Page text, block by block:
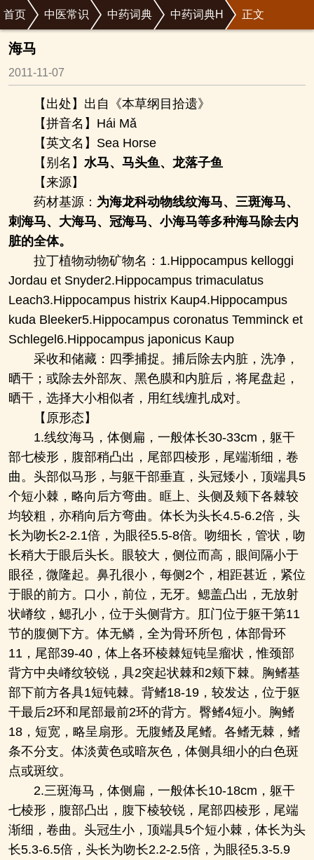
首页 中医常识 中药词典 中药词典H 正文
海马
2011-11-07
【出处】出自《本草纲目拾遗》
【拼音名】Hái Mǎ
【英文名】Sea Horse
【别名】 水马、马头鱼、龙落子鱼
【来源】
药材基源： 为海龙科动物线纹海马、三斑海马、
刺海马、大海马、冠海马、小海马等多种海马除去内
脏的全体。
拉丁植物动物矿物名：1.Hippocampus kelloggi
Jordau et Snyder2.Hippocampus trimaculatus
Leach3.Hippocampus histrix Kaup4.Hippocampus
kuda Bleeker5.Hippocampus coronatus Temminck et
Schlegel6.Hippocampus japonicus Kaup
采收和储藏：四季捕捉。捕后除去内脏，洗净，
晒干；或除去外部灰、黑色膜和内脏后，将尾盘起，
晒干，选择大小相似者，用红线缠扎成对。
【原形态】
1.线纹海马，体侧扁，一般体长30-33cm，躯干
部七棱形，腹部稍凸出，尾部四棱形，尾端渐细，卷
曲。头部似马形，与躯干部垂直，头冠矮小，顶端具5
个短小棘，略向后方弯曲。眶上、头侧及颊下各棘较
均较粗，亦稍向后方弯曲。体长为头长4.5-6.2倍，头
长为吻长2-2.1倍，为眼径5.5-8倍。吻细长，管状，吻
长稍大于眼后头长。眼较大，侧位而高，眼间隔小于
眼径，微隆起。鼻孔很小，每侧2个，相距甚近，紧位
于眼的前方。口小，前位，无牙。鳃盖凸出，无放射
状嵴纹，鳃孔小，位于头侧背方。肛门位于躯干第11
节的腹侧下方。体无鳞，全为骨环所包，体部骨环
11，尾部39-40，体上各环棱棘短钝呈瘤状，惟颈部
背方中央嵴纹较锐，具2突起状棘和2颊下棘。胸鳍基
部下前方各具1短钝棘。背鳍18-19，较发达，位于躯
干最后2环和尾部最前2环的背方。臀鳍4短小。胸鳍
18，短宽，略呈扇形。无腹鳍及尾鳍。各鳍无棘，鳍
条不分支。体淡黄色或暗灰色，体侧具细小的白色斑
点或斑纹。
2.三斑海马，体侧扁，一般体长10-18cm，躯干
七棱形，腹部凸出，腹下棱较锐，尾部四棱形，尾端
渐细，卷曲。头冠生小，顶端具5个短小棘，体长为头
长5.3-6.5倍，头长为吻长2.2-2.5倍，为眼径5.3-5.9